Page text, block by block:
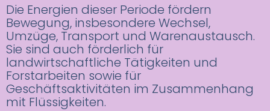
Die Energien dieser Periode fördern
Bewegung, insbesondere Wechsel,
Umzüge, Transport und Warenaustausch.
Sie sind auch förderlich für
landwirtschaftliche Tätigkeiten und
Forstarbeiten sowie für
Geschäftsaktivitäten im Zusammenhang
mit Flüssigkeiten.